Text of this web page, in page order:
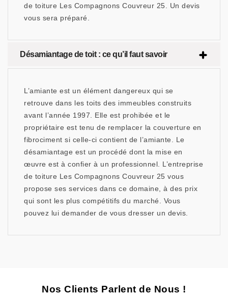
de toiture Les Compagnons Couvreur 25. Un devis
vous sera préparé.
Désamiantage de toit : ce qu’il faut savoir
L’amiante est un élément dangereux qui se
retrouve dans les toits des immeubles construits
avant l’année 1997. Elle est prohibée et le
propriétaire est tenu de remplacer la couverture en
fibrociment si celle-ci contient de l’amiante. Le
désamiantage est un procédé dont la mise en
œuvre est à confier à un professionnel. L’entreprise
de toiture Les Compagnons Couvreur 25 vous
propose ses services dans ce domaine, à des prix
qui sont les plus compétitifs du marché. Vous
pouvez lui demander de vous dresser un devis.
Nos Clients Parlent de Nous !